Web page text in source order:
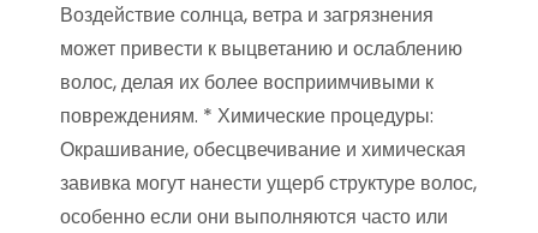
Воздействие солнца, ветра и загрязнения
может привести к выцветанию и ослаблению
волос, делая их более восприимчивыми к
повреждениям. * Химические процедуры:
Окрашивание, обесцвечивание и химическая
завивка могут нанести ущерб структуре волос,
особенно если они выполняются часто или